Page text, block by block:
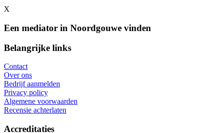
X
Een mediator in Noordgouwe vinden
Belangrijke links
Contact
Over ons
Bedrijf aanmelden
Privacy policy
Algemene voorwaarden
Recensie achterlaten
Accreditaties